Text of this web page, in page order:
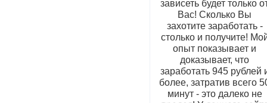
зависеть будет только
Вас! Сколько Вы
захотите заработать -
столько и получите!
опыт показывает и
доказывает, что
заработать 945 рублей
более, затратив всего
минут - это далеко не